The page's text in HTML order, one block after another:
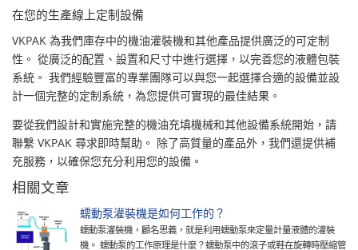
在您的生產線上定制設備
VKPAK 為我們庫存中的機油灌裝機和其他產品提供廣泛的可定制
性。 從廣泛的配置、設置和尺寸中進行選擇，以完善您的液體包裝
系統。 我們經驗豐富的專業團隊可以與您一起選擇合適的設備並設
計一個完整的定制系統，為您提供可實現的最佳結果。
要從我們設計和實施完整的機油充填機械和其他設備系統開始，請
聯繫 VKPAK 尋求即時幫助。 除了高質量的產品外，我們還提供補
充服務，以確保您充分利用您的設備。
相關文章
蠕動泵灌裝機是如何工作的？
蠕動泵灌裝機，顧名思義，就是利用蠕動泵來定量計量液體的灌裝
機。 蠕動泵的工作原理是什麼？蠕動泵中的滾子或鞋在旋轉時壓縮管